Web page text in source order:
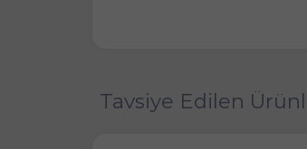
Tavsiye Edilen